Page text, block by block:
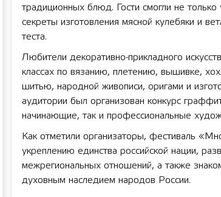
традиционных блюд. Гости смогли не только
секреты изготовления мясной кулебяки и
теста.
Любители декоративно-прикладного
классах по вязанию, плетению, вышивке,
шитью, народной живописи, оригами и
аудитории был организован конкурс
начинающие, так и профессиональные
Как отметили организаторы, фестиваль
укреплению единства российской нации,
межрегиональных отношений, а также
духовным наследием народов России.
2025 11 01 55 лет СОШ №2